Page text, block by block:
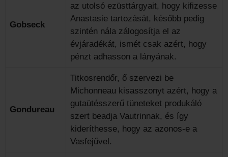
Gobseck
az utolsó ezüsttárgyait, hogy kifizesse
Anastasie tartozását, később pedig
szintén nála zálogosítja el az
évjáradékát, ismét csak azért, hogy
pénzt adhasson a lányának.
Gondureau
Titkosrendőr, ő szervezi be
Michonneau kisasszonyt azért, hogy a
gutaütésszerű tüneteket produkáló
szert beadja Vautrinnak, és így
kideríthesse, hogy az azonos-e a
Vasfejűvel.